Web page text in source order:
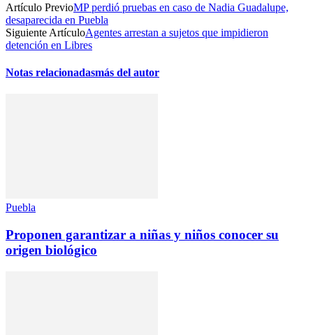
Artículo PrevioMP perdió pruebas en caso de Nadia Guadalupe,
desaparecida en Puebla
Siguiente ArtículoAgentes arrestan a sujetos que impidieron
detención en Libres
Notas relacionadasmás del autor
Puebla
Proponen garantizar a niñas y niños conocer su
origen biológico